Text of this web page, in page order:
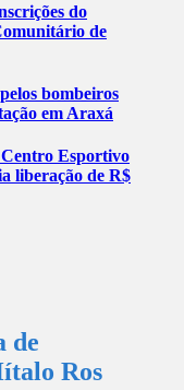
do
de
bombeiros
em Araxá
Esportivo
liberação de R$
de
Ros